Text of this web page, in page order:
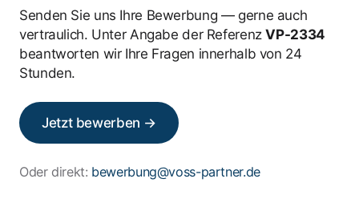
Senden Sie uns Ihre Bewerbung — gerne auch
vertraulich. Unter Angabe der ReferenzVP-2334
beantworten wir Ihre Fragen innerhalb von 24
Stunden.
Jetzt bewerben →
Oder direkt: bewerbung@voss-partner.de